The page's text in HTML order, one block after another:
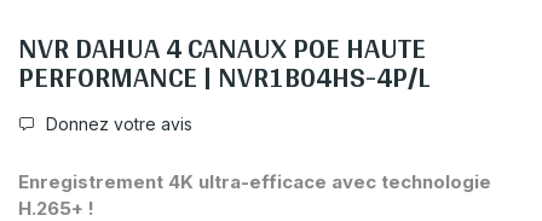
NVR DAHUA 4 CANAUX POE HAUTE
PERFORMANCE | NVR1B04HS-4P/L
Donnez votre avis
Enregistrement 4K ultra-efficace avec technologie
H.265+ !